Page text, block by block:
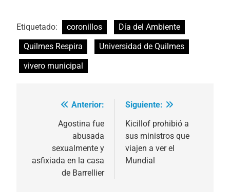
Etiquetado: coronillos
Día del Ambiente
Quilmes Respira
Universidad de Quilmes
vivero municipal
Navegación
entradas
Anterior:
Agostina fue
abusada
sexualmente y
asfixiada en la casa
de Barrellier
Siguiente:
Kicillof prohibió a
sus ministros que
viajen a ver el
Mundial